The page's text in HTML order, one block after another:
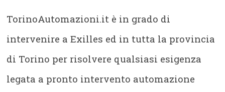
TorinoAutomazioni.it è in grado di
intervenire a Exilles ed in tutta la provincia
di Torino per risolvere qualsiasi esigenza
legata a pronto intervento automazione